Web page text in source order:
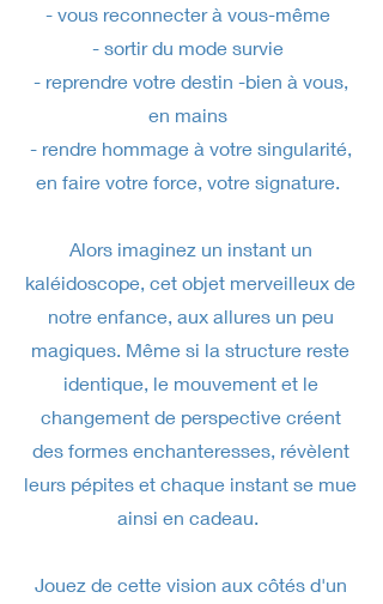
- vous reconnecter à vous-même
- sortir du mode survie
- reprendre votre destin -bien à vous,
en mains
- rendre hommage à votre singularité,
en faire votre force, votre signature.
Alors imaginez un instant un
kaléidoscope, cet objet merveilleux de
notre enfance, aux allures un peu
magiques. Même si la structure reste
identique, le mouvement et le
changement de perspective créent
des formes enchanteresses, révèlent
leurs pépites et chaque instant se mue
ainsi en cadeau.
Jouez de cette vision aux côtés d'un